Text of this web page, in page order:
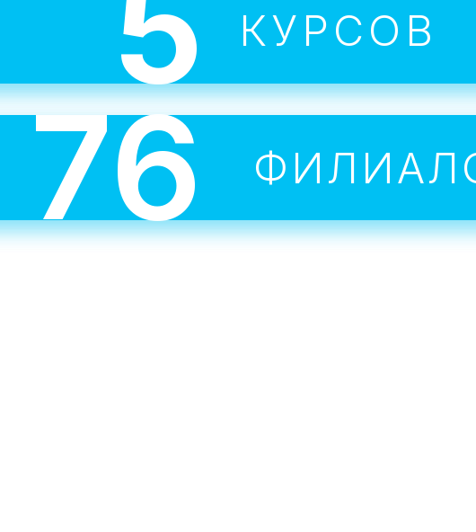
Интересные темы мотивируют
учиться и добиваться поставленных
Все занятия проводят
преподаватели-практики.
76
КУРСОВ